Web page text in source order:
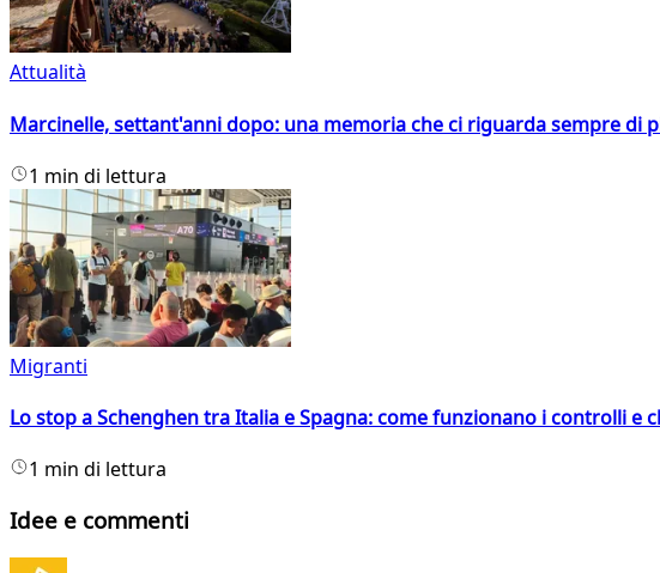
Attualità
Marcinelle, settant'anni dopo: una memoria che ci riguarda sempre di
1 min di lettura
Migranti
Lo stop a Schenghen tra Italia e Spagna: come funzionano i controlli e
1 min di lettura
Idee e commenti